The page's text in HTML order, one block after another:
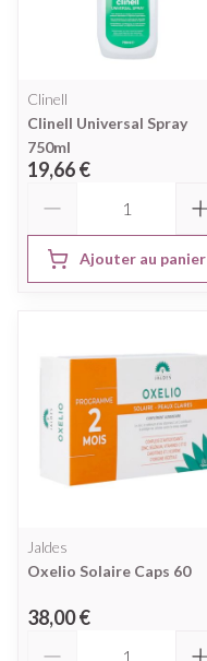
Clinell
Clinell Universal Spray
750ml
19,66 €
Ajouter au panier
Jaldes
Oxelio Solaire Caps 60
38,00 €